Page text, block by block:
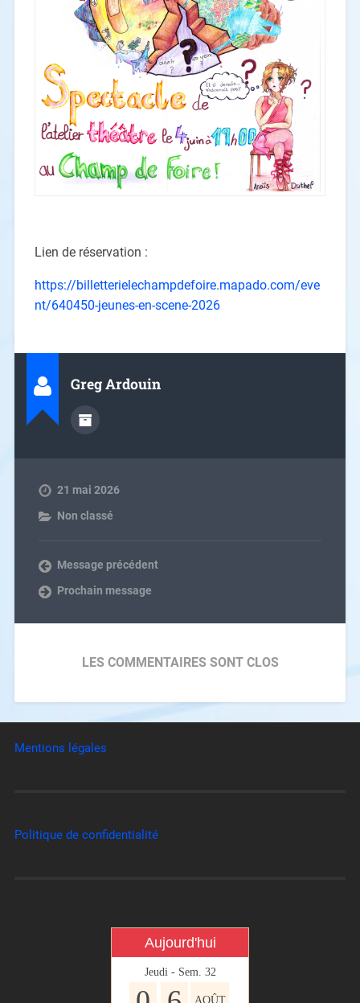
Lien de réservation :
https://billetterielechampdefoire.mapado.com/eve
nt/640450-jeunes-en-scene-2026
Greg Ardouin
21 mai 2026
Non classé
Message précédent
Prochain message
LES COMMENTAIRES SONT CLOS
Mentions légales
Politique de confidentialité
Aujourd'hui
Jeudi - Sem. 32
AOÛT